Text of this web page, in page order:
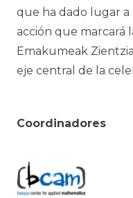
que ha dado lugar
acción que marcará
Emakumeak
eje central de la
Coordinadores